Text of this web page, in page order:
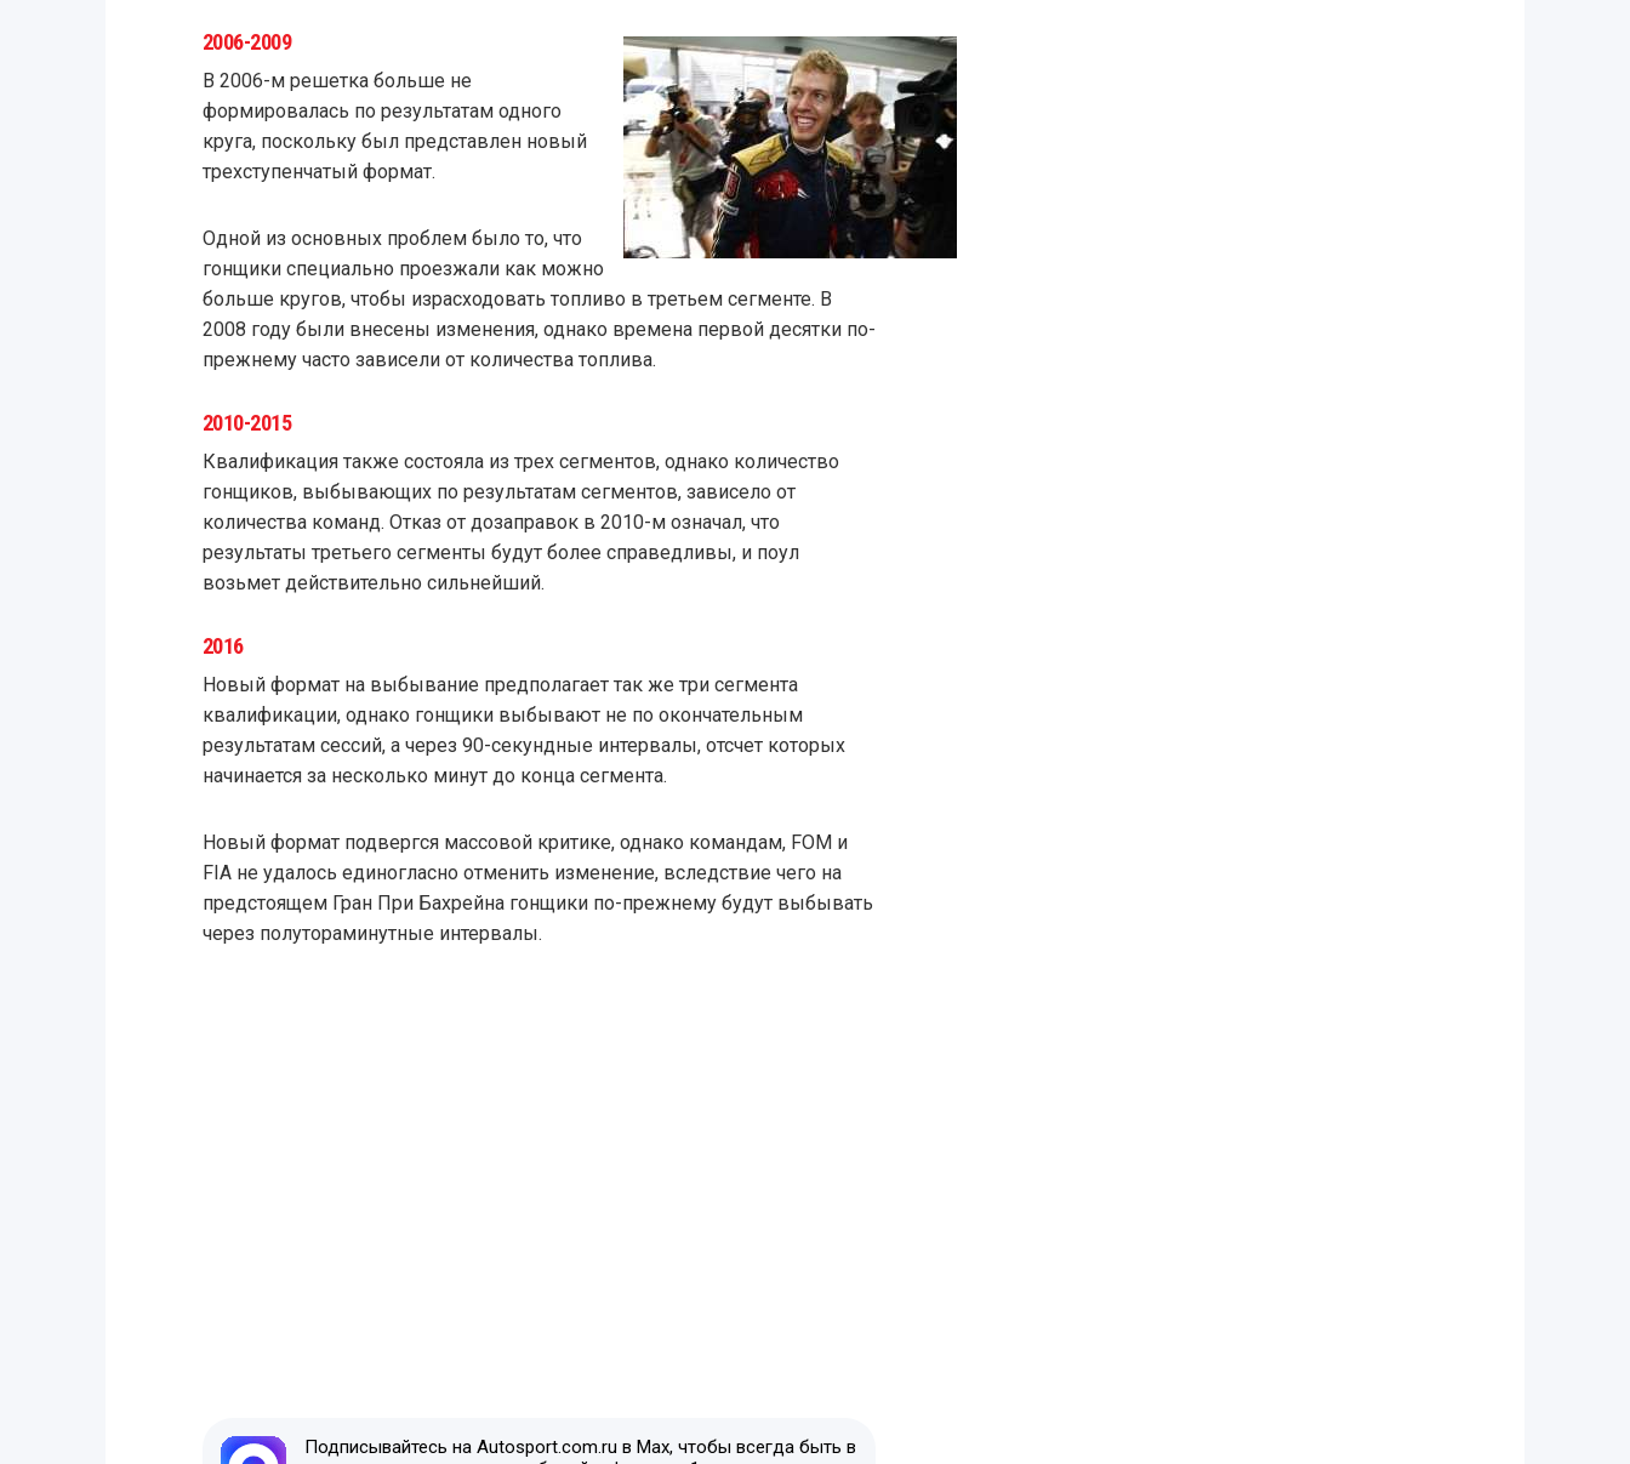
2006-2009
В 2006-м решетка больше не
формировалась по результатам одного
круга, поскольку был представлен новый
трехступенчатый формат.
Одной из основных проблем было то, что
гонщики специально проезжали как можно
больше кругов, чтобы израсходовать топливо в третьем сегменте. В
2008 году были внесены изменения, однако времена первой десятки по-
прежнему часто зависели от количества топлива.
2010-2015
Квалификация также состояла из трех сегментов, однако количество
гонщиков, выбывающих по результатам сегментов, зависело от
количества команд. Отказ от дозаправок в 2010-м означал, что
результаты третьего сегменты будут более справедливы, и поул
возьмет действительно сильнейший.
2016
Новый формат на выбывание предполагает так же три сегмента
квалификации, однако гонщики выбывают не по окончательным
результатам сессий, а через 90-секундные интервалы, отсчет которых
начинается за несколько минут до конца сегмента.
Новый формат подвергся массовой критике, однако командам, FOM и
FIA не удалось единогласно отменить изменение, вследствие чего на
предстоящем Гран При Бахрейна гонщики по-прежнему будут выбывать
через полутораминутные интервалы.
Подписывайтесь на Autosport.com.ru в Max, чтобы всегда быть в